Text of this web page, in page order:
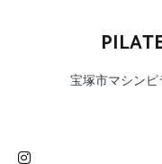
宝塚市マシン